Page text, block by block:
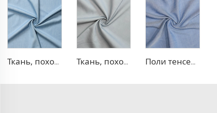
Ткань, похожая на деним, TR Ткань, похожая на деним, TR с эффектом стрейч Поли тенсел деним — ткань, похожая на джинсовую